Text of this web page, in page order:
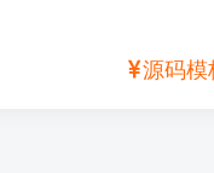
源码模